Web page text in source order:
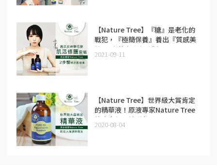
【Nature Tree】『糖』是老化的
戰犯，『極簡保養』養出『質感美
肌』-朱蕾安聯名監製
2021-09-11
【Nature Tree】世界級大賞肯定
的精華液！原液專家Nature Tree
乾皮人保濕神隊友
2020-08-04